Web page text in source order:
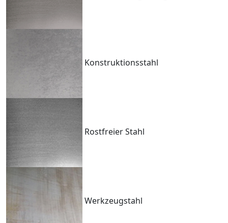
Konstruktionsstahl
Rostfreier Stahl
Werkzeugstahl